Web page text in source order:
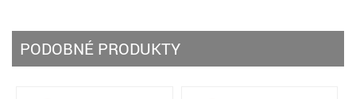
PODOBNÉ PRODUKTY